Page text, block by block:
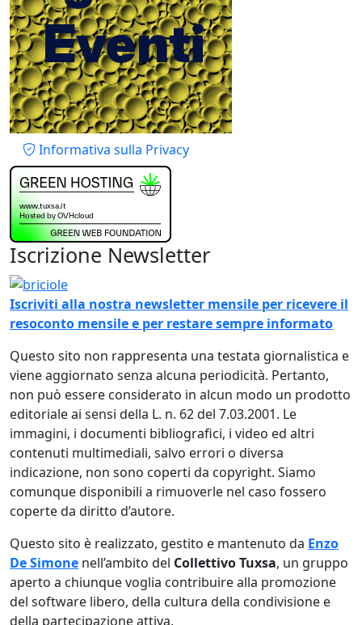
Piè di pagina
Informativa sulla Privacy
Iscrizione Newsletter
Immagine
Iscriviti alla nostra newsletter mensile per ricevere il
resoconto mensile e per restare sempre informato
Questo sito non rappresenta una testata giornalistica e
viene aggiornato senza alcuna periodicità. Pertanto,
non può essere considerato in alcun modo un prodotto
editoriale ai sensi della L. n. 62 del 7.03.2001. Le
immagini, i documenti bibliografici, i video ed altri
contenuti multimediali, salvo errori o diversa
indicazione, non sono coperti da copyright. Siamo
comunque disponibili a rimuoverle nel caso fossero
coperte da diritto d’autore.
Questo sito è realizzato, gestito e mantenuto da Enzo
De Simone nell’ambito del Collettivo Tuxsa, un gruppo
aperto a chiunque voglia contribuire alla promozione
del software libero, della cultura della condivisione e
della partecipazione attiva.